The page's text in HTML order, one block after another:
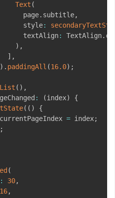
Text (
page
. subtitle,
style
:
textAlign
: TextAlign.
) ,
] ,
) . paddingAll (16.0) ;
( ) ,
: (index)
{
( ( )
{
= index;
;
(
: 30,
16,